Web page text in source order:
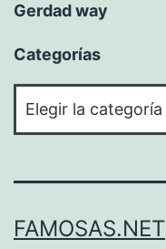
Gerdad way
Categorías
FAMOSAS.NET